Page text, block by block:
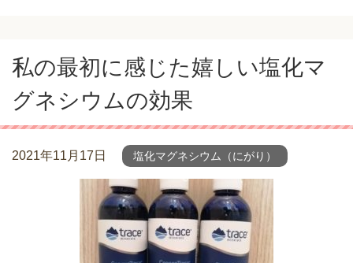
私の最初に感じた嬉しい塩化マ
グネシウムの効果
2021年11月17日 塩化マグネシウム（にがり）